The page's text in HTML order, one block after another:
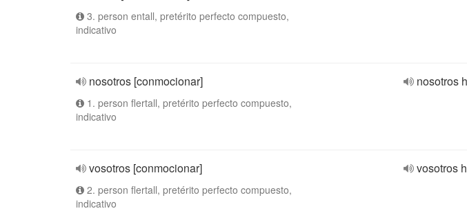
3. person entall, pretérito perfecto compuesto,
indicativo
nosotros [conmocionar]
1. person flertall, pretérito perfecto compuesto,
indicativo
nosotros
vosotros [conmocionar]
2. person flertall, pretérito perfecto compuesto,
indicativo
vosotros